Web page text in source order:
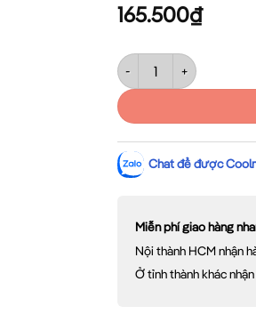
165.500₫
Máng đèn batten siêu
Chat để được
Miễn phí giao hàng
Nội thành HCM nhận
Ở tỉnh thành khác